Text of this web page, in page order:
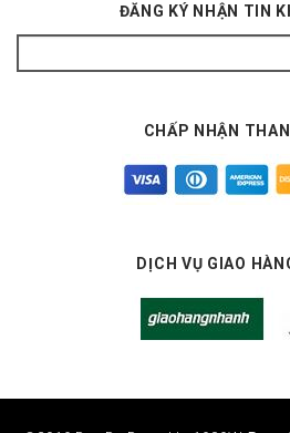
ĐĂNG KÝ NHẬN TIN
CHẤP NHẬN
DỊCH VỤ GIAO